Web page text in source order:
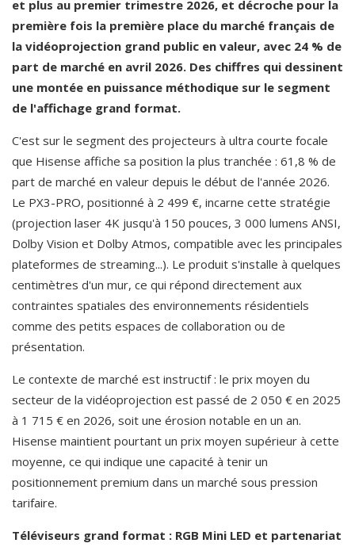
et plus au premier trimestre 2026, et décroche pour la
première fois la première place du marché français de
la vidéoprojection grand public en valeur, avec 24 % de
part de marché en avril 2026. Des chiffres qui dessinent
une montée en puissance méthodique sur le segment
de l'affichage grand format.
C'est sur le segment des projecteurs à ultra courte focale
que Hisense affiche sa position la plus tranchée : 61,8 % de
part de marché en valeur depuis le début de l'année 2026.
Le PX3-PRO, positionné à 2 499 €, incarne cette stratégie
(projection laser 4K jusqu'à 150 pouces, 3 000 lumens ANSI,
Dolby Vision et Dolby Atmos, compatible avec les principales
plateformes de streaming...). Le produit s'installe à quelques
centimètres d'un mur, ce qui répond directement aux
contraintes spatiales des environnements résidentiels
comme des petits espaces de collaboration ou de
présentation.
Le contexte de marché est instructif : le prix moyen du
secteur de la vidéoprojection est passé de 2 050 € en 2025
à 1 715 € en 2026, soit une érosion notable en un an.
Hisense maintient pourtant un prix moyen supérieur à cette
moyenne, ce qui indique une capacité à tenir un
positionnement premium dans un marché sous pression
tarifaire.
Téléviseurs grand format : RGB Mini LED et partenariat